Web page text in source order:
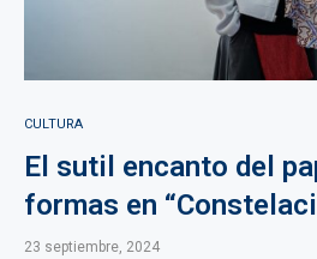
CULTURA
El sutil encanto del
formas en
23 septiembre, 2024